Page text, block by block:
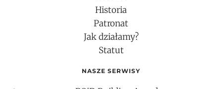
Historia
Patronat
Jak działamy?
Statut
NASZE SERWISY